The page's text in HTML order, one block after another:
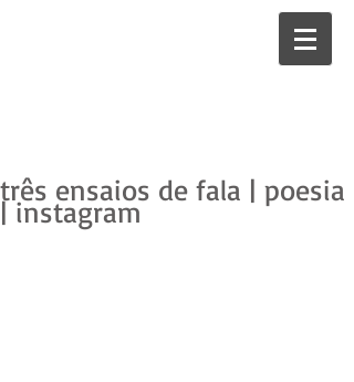
três ensaios de fala | poesia
| instagram